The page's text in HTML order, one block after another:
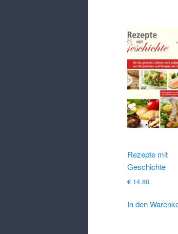
Rezepte mit
Geschichte
€ 14.80
In den